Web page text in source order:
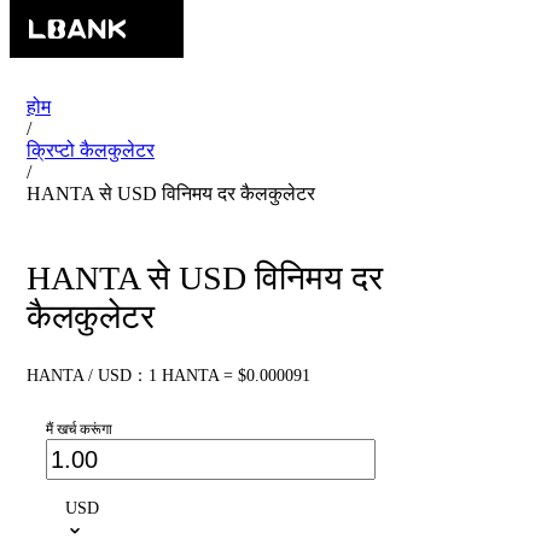
होम
/
क्रिप्टो कैलकुलेटर
/
HANTA से USD विनिमय दर कैलकुलेटर
HANTA से USD विनिमय दर
कैलकुलेटर
HANTA / USD：1 HANTA = $0.000091
मैं खर्च करूंगा
USD